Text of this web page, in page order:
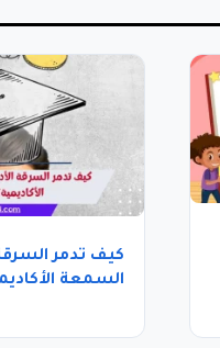
كيف تدمر السرقة
السمعة